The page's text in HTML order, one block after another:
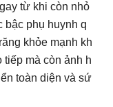
từ khi còn nhỏ
bậc phụ huynh q
khỏe mạnh kh
mà còn ảnh h
toàn diện và sứ